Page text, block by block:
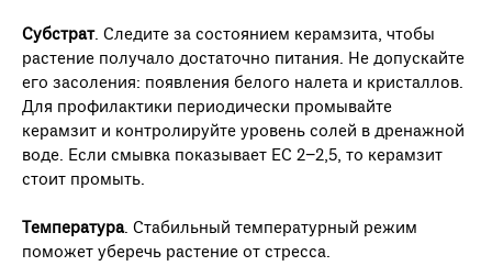
Субстрат. Следите за состоянием керамзита, чтобы
растение получало достаточно питания. Не допускайте
его засоления: появления белого налета и кристаллов.
Для профилактики периодически промывайте
керамзит и контролируйте уровень солей в дренажной
воде. Если смывка показывает ЕС 2−2,5, то керамзит
стоит промыть.
Температура. Стабильный температурный режим
поможет уберечь растение от стресса.